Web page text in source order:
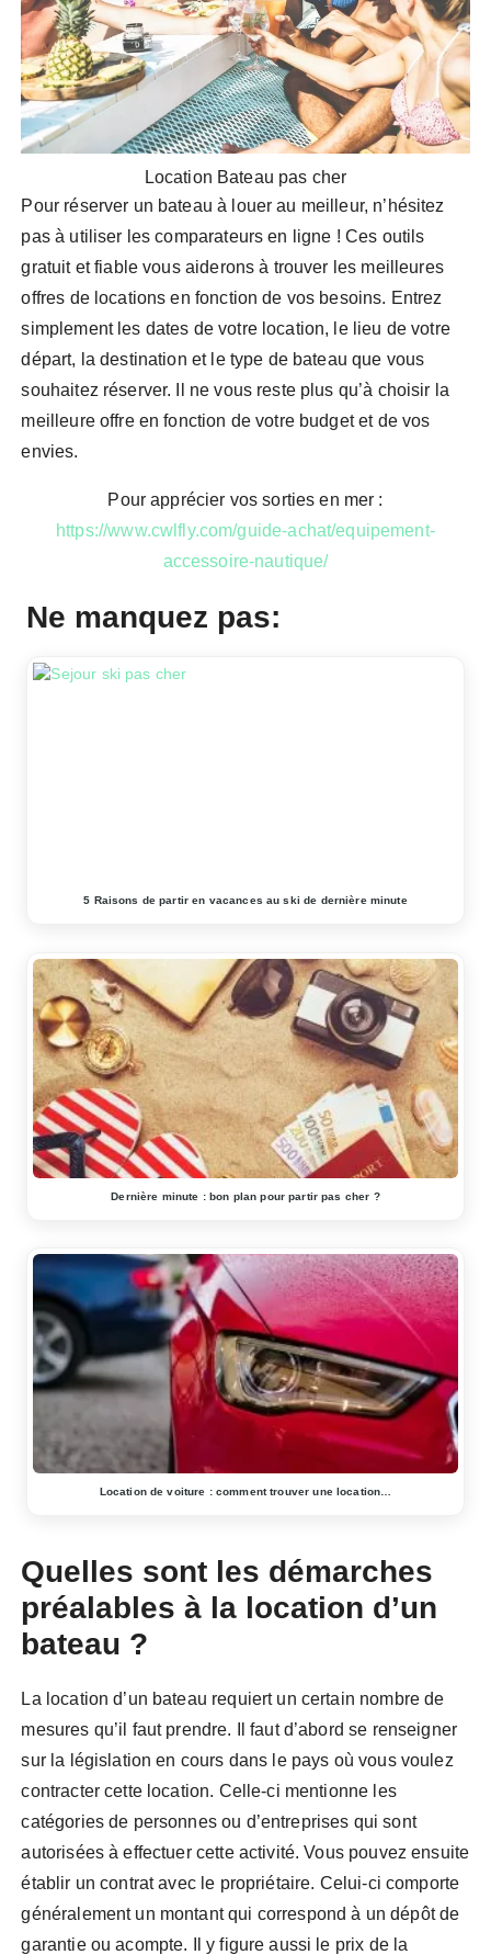
Location Bateau pas cher
Pour réserver un bateau à louer au meilleur, n’hésitez
pas à utiliser les comparateurs en ligne ! Ces outils
gratuit et fiable vous aiderons à trouver les meilleures
offres de locations en fonction de vos besoins. Entrez
simplement les dates de votre location, le lieu de votre
départ, la destination et le type de bateau que vous
souhaitez réserver. Il ne vous reste plus qu’à choisir la
meilleure offre en fonction de votre budget et de vos
envies.
Pour apprécier vos sorties en mer :
https://www.cwlfly.com/guide-achat/equipement-
accessoire-nautique/
Ne manquez pas:
5 Raisons de partir en vacances au ski de dernière minute
Dernière minute : bon plan pour partir pas cher ?
Location de voiture : comment trouver une location…
Quelles sont les démarches
préalables à la location d’un
bateau ?
La location d’un bateau requiert un certain nombre de
mesures qu’il faut prendre. Il faut d’abord se renseigner
sur la législation en cours dans le pays où vous voulez
contracter cette location. Celle-ci mentionne les
catégories de personnes ou d’entreprises qui sont
autorisées à effectuer cette activité. Vous pouvez ensuite
établir un contrat avec le propriétaire. Celui-ci comporte
généralement un montant qui correspond à un dépôt de
garantie ou acompte. Il y figure aussi le prix de la